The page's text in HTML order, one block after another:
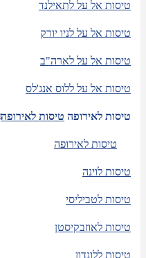
טיסות אל על לתאילנד
טיסות אל על לניו יורק
טיסות אל על לארה"ב
טיסות אל על ללוס אנג'לס
טיסות לאירופה טיסות לאירופה
טיסות לאירופה
טיסות לוינה
טיסות לטביליסי
טיסות לאוזבקיסטן
טיסות ללונדון